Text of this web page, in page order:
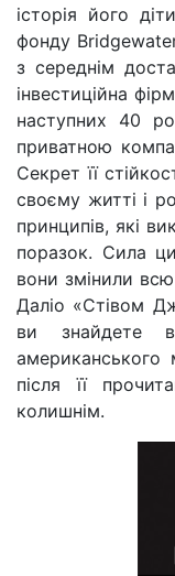
історія його
фонду
з середнім
інвестиційна
наступних 40
приватною
Секрет її
своєму житті і
принципів, які
поразок. Сила
вони змінили
Даліо «Стівом
ви знайдете
після її
колишнім.